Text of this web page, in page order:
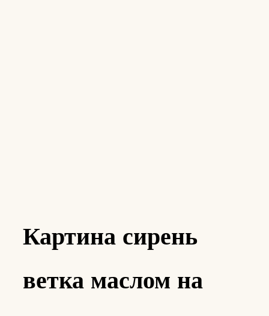
Картина сирень
ветка маслом на